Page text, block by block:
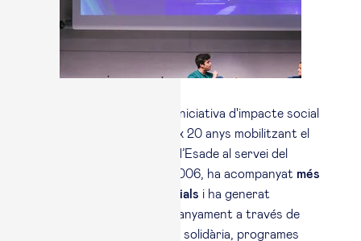
, la iniciativa d'impacte social
compleix 20 anys mobilitzant el
talent d'antics alumnes d’Esade al servei del
tercer sector. Des del 2006, ha acompanyat més
500 organitzacions socials i ha generat
200.000 hores d'acompanyament a través de
projectes de consultoria solidària, programes